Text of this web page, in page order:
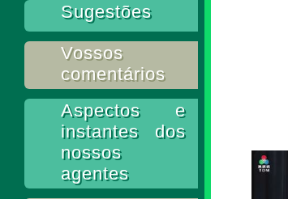
Sugestões
Vossos
comentários
Aspectos e
instantes dos
nossos
agentes